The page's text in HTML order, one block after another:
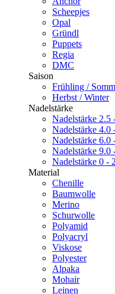
Scheepjes
Opal
Gründl
Puppets
Regia
DMC
Saison
Frühling /
Herbst / Winter
Nadelstärke
Nadelstärke 2.5
Nadelstärke 4.0
Nadelstärke 6.0
Nadelstärke 9.0
Nadelstärke 0 -
Material
Chenille
Baumwolle
Merino
Schurwolle
Polyamid
Polyacryl
Viskose
Polyester
Alpaka
Mohair
Leinen